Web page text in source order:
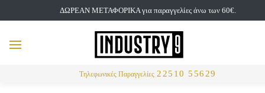
ΔΩΡΕΑΝ ΜΕΤΑΦΟΡΙΚΑ για παραγγελίες άνω των 60€.
Τηλεφωνικές Παραγγελίες 22510 55629
MENU